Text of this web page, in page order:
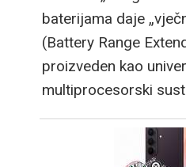
baterijama daje
(Battery Range
proizveden kao
multiprocesorski